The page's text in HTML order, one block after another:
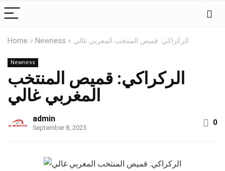
Home » Newness » الركراكي: قميص المنتخب المغربي غالي
Newness
الركراكي: قميص المنتخب
المغربي غالي
admin
September 8, 2025
0